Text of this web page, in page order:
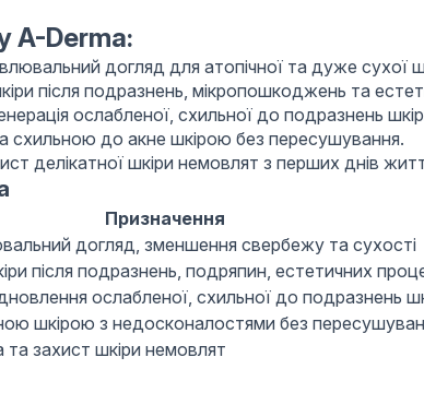
A-Derma:
догляд для атопічної та дуже сухої
після подразнень, мікропошкоджень та
ослабленої, схильної до подразнень
схильною до акне шкірою без пересушування.
делікатної шкіри немовлят з перших днів
Призначення
догляд, зменшення свербежу та сухості
після подразнень, подряпин, естетичних
ослабленої, схильної до подразнень
шкірою з недосконалостями без
та захист шкіри немовлят